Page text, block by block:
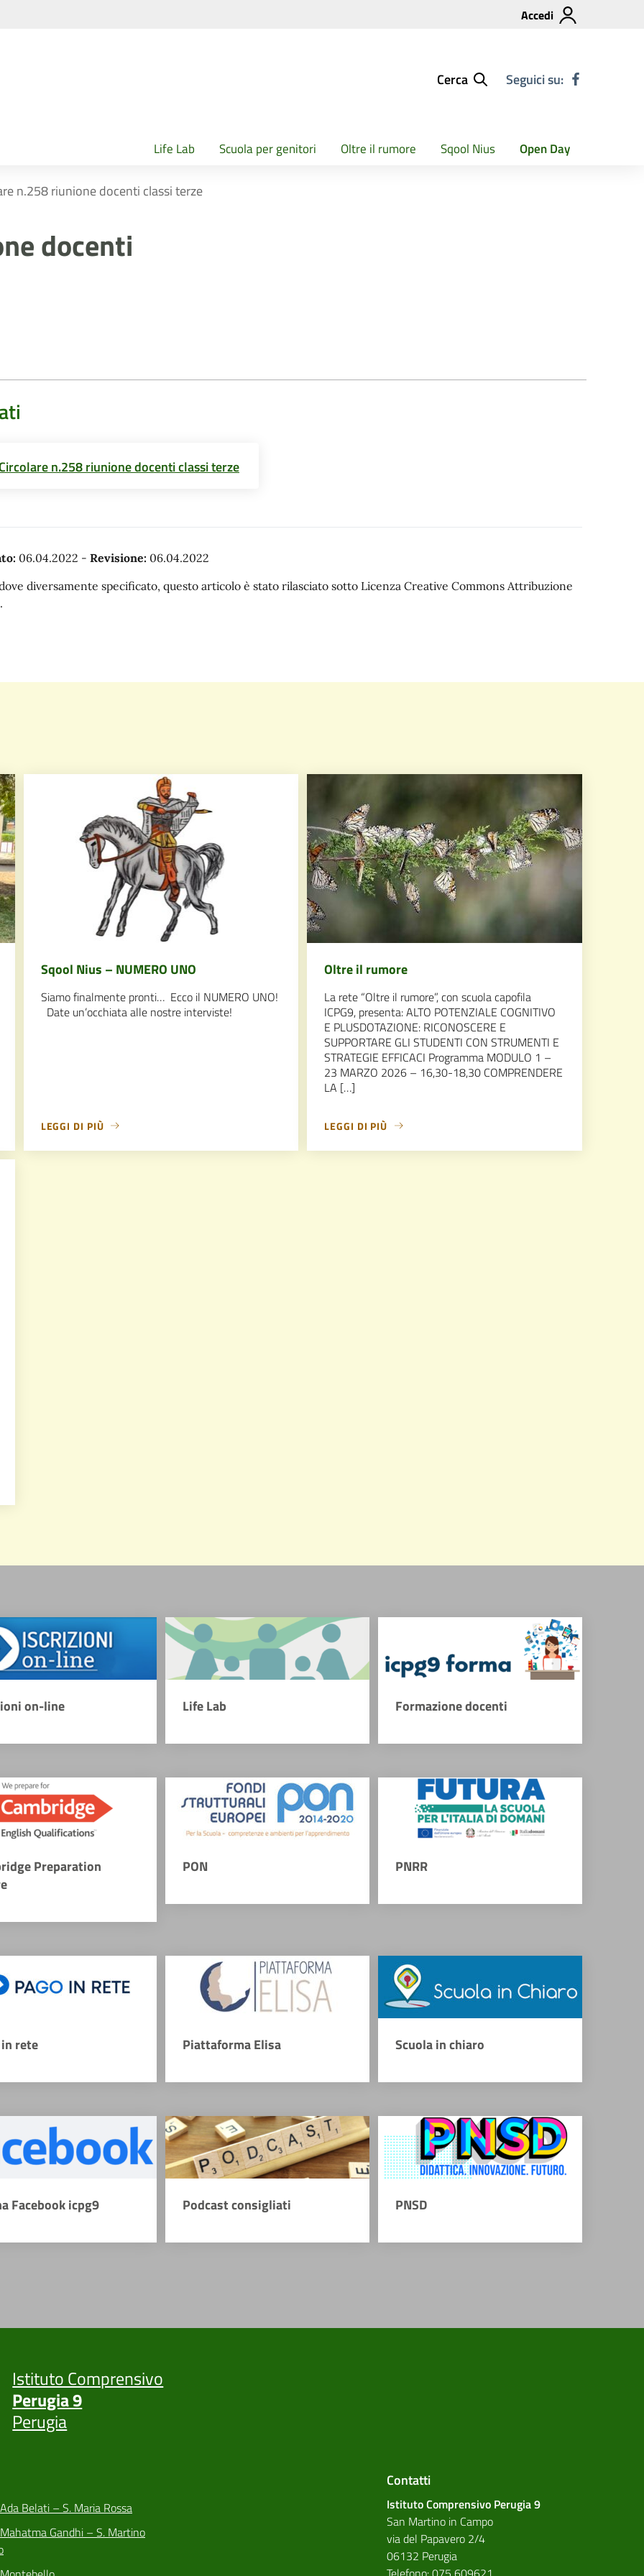
Accedi
Cerca Seguici su:
Life Lab Scuola per genitori Oltre il rumore Sqool Nius Open Day
n.258 riunione docenti classi terze
docenti
n.258 riunione docenti classi terze
06.04.2022 - Revisione: 06.04.2022
diversamente specificato, questo articolo è stato rilasciato sotto Licenza Creative Commons Attribuzione
Sqool Nius – NUMERO UNO
Siamo finalmente pronti… Ecco il NUMERO UNO!
Date un’occhiata alle nostre interviste!
LEGGI DI PIÙ
Oltre il rumore
La rete “Oltre il rumore”, con scuola capofila
ICPG9, presenta: ALTO POTENZIALE COGNITIVO
E PLUSDOTAZIONE: RICONOSCERE E
SUPPORTARE GLI STUDENTI CON STRUMENTI E
STRATEGIE EFFICACI Programma MODULO 1 –
23 MARZO 2026 – 16,30-18,30 COMPRENDERE
LA […]
LEGGI DI PIÙ
on-line Life Lab Formazione docenti
Preparation
PON PNRR
rete Piattaforma Elisa Scuola in chiaro
Facebook icpg9 Podcast consigliati PNSD
Istituto Comprensivo
Perugia 9
Perugia
Belati – S. Maria Rossa
Gandhi – S. Martino
Contatti
Istituto Comprensivo Perugia 9
San Martino in Campo
via del Papavero 2/4
06132 Perugia